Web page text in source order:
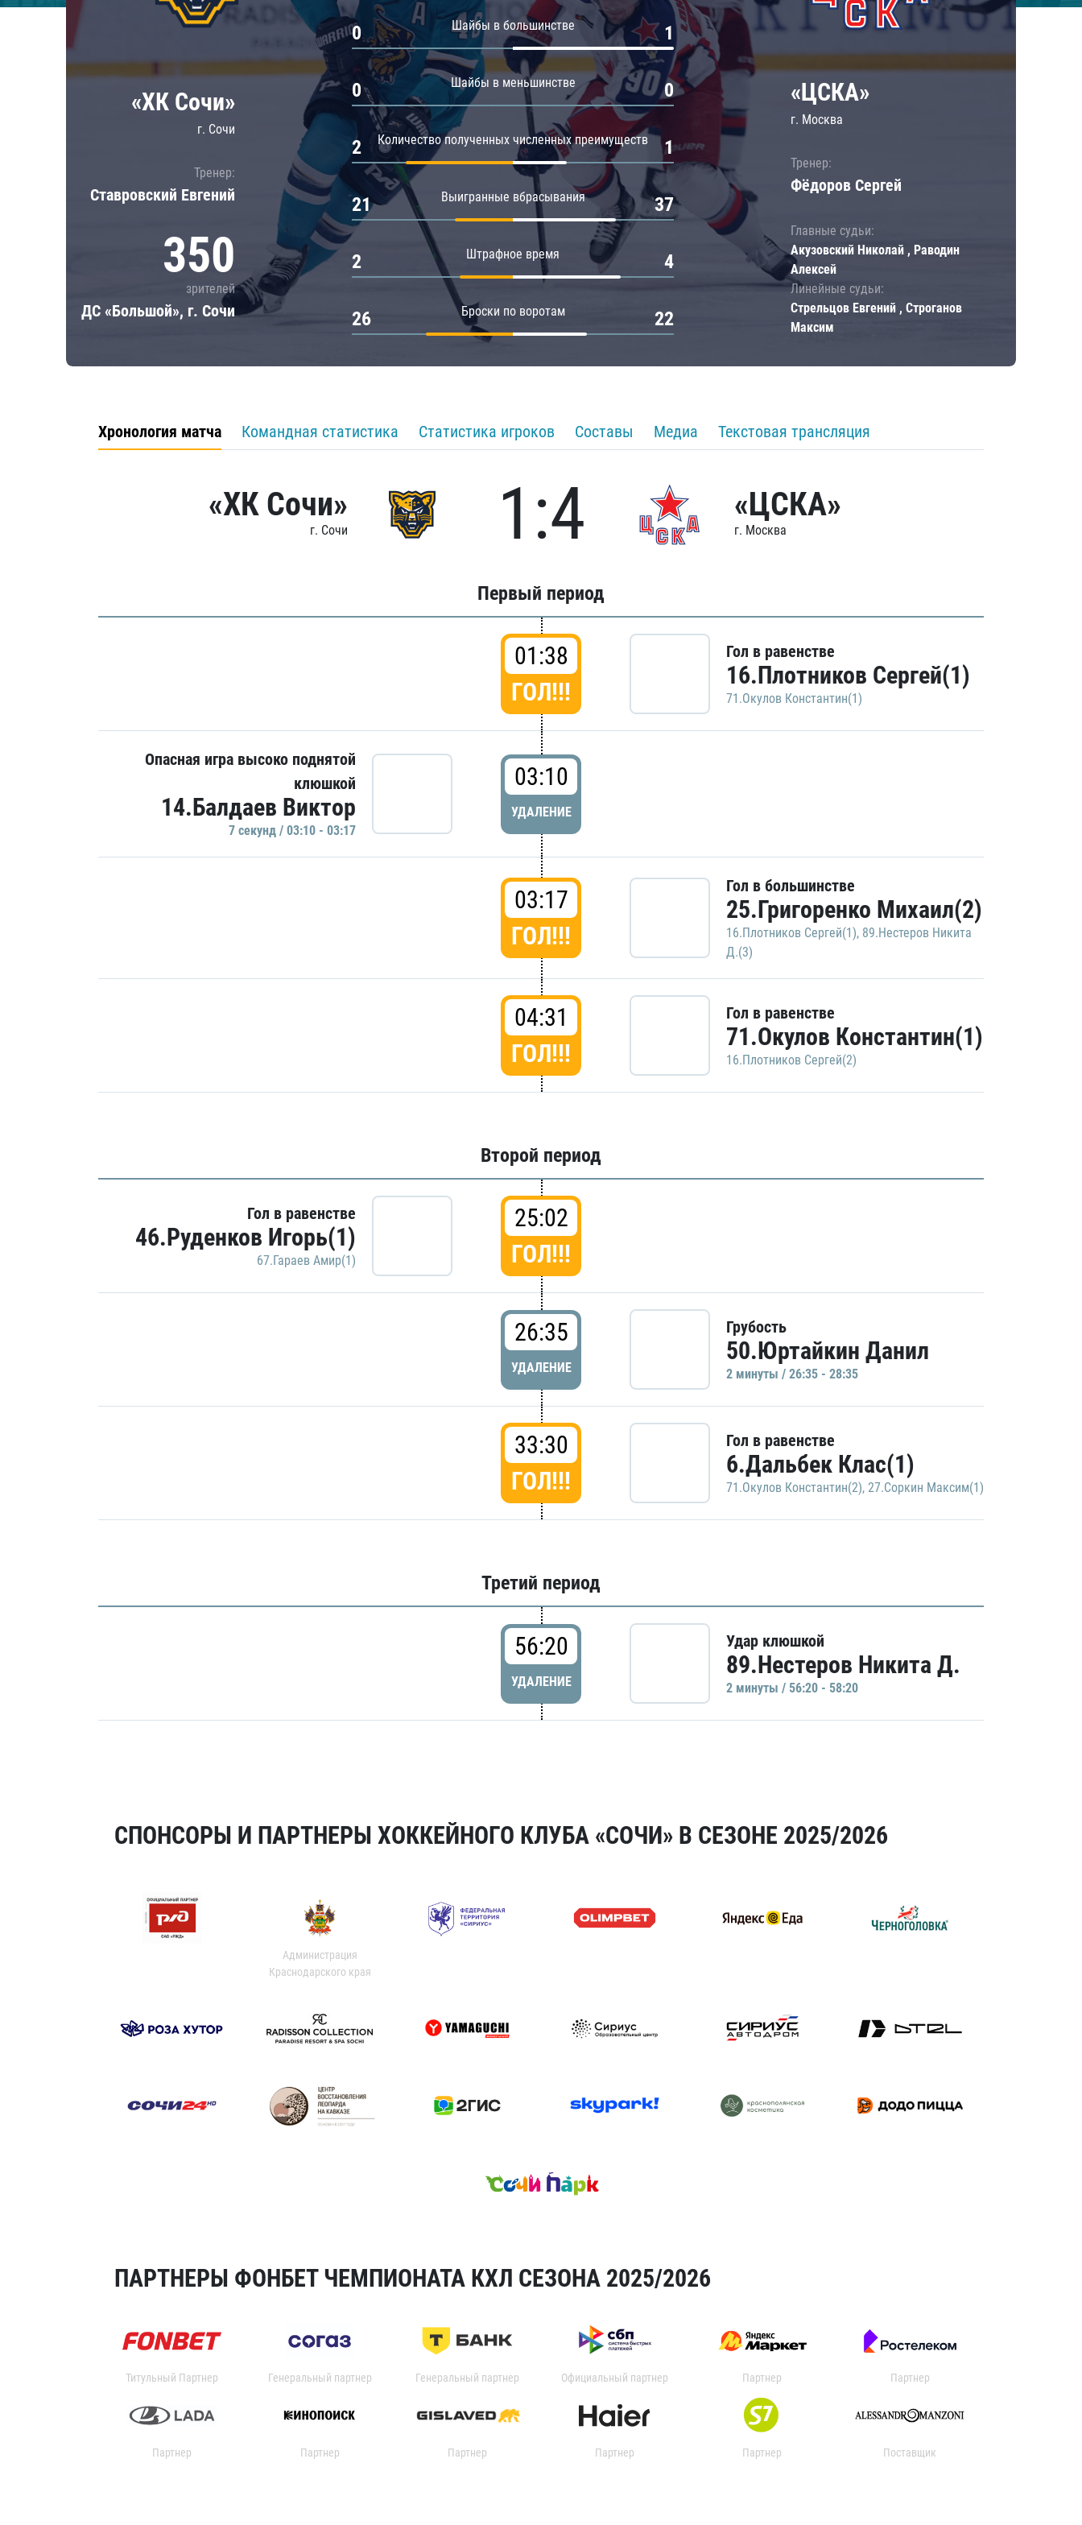
Локомотив
ЦСКА
Шанхайские Драконы
Амур
Барыс
Салават Юлаев
«ХК Сочи»
г. Сочи
Тренер:
Ставровский Евгений
350
зрителей
ДС «Большой», г. Сочи
Шайбы в большинстве
0 1
Шайбы в меньшинстве
0 0
Количество полученных численных преимуществ
2 1
Выигранные вбрасывания
21 37
Штрафное время
2 4
Броски по воротам
26 22
«ЦСКА»
г. Москва
Тренер:
Фёдоров Сергей
Главные судьи:
Акузовский Николай , Раводин
Алексей
Линейные судьи:
Стрельцов Евгений , Строганов
Максим
Хронология матча Командная статистика Статистика игроков Составы Медиа Текстовая трансляция
«ХК Сочи»
г. Сочи 1:4 «ЦСКА»
г. Москва
Первый период
01:38
ГОЛ!!!
Гол в равенстве
16.Плотников Сергей(1)
71.Окулов Константин(1)
Опасная игра высоко поднятой
клюшкой
14.Балдаев Виктор
7 секунд / 03:10 - 03:17
03:10
УДАЛЕНИЕ
03:17
ГОЛ!!!
Гол в большинстве
25.Григоренко Михаил(2)
16.Плотников Сергей(1), 89.Нестеров Никита
Д.(3)
04:31
ГОЛ!!!
Гол в равенстве
71.Окулов Константин(1)
16.Плотников Сергей(2)
Второй период
Гол в равенстве
46.Руденков Игорь(1)
67.Гараев Амир(1)
25:02
ГОЛ!!!
26:35
УДАЛЕНИЕ
Грубость
50.Юртайкин Данил
2 минуты / 26:35 - 28:35
33:30
ГОЛ!!!
Гол в равенстве
6.Дальбек Клас(1)
71.Окулов Константин(2), 27.Соркин Максим(1)
Третий период
56:20
УДАЛЕНИЕ
Удар клюшкой
89.Нестеров Никита Д.
2 минуты / 56:20 - 58:20
СПОНСОРЫ И ПАРТНЕРЫ ХОККЕЙНОГО КЛУБА «СОЧИ» В СЕЗОНЕ 2025/2026
Администрация
Краснодарского края
ПАРТНЕРЫ ФОНБЕТ ЧЕМПИОНАТА КХЛ СЕЗОНА 2025/2026
Титульный Партнер Генеральный партнер Генеральный партнер Официальный партнер Партнер Партнер
Партнер Партнер Партнер Партнер Партнер Поставщик